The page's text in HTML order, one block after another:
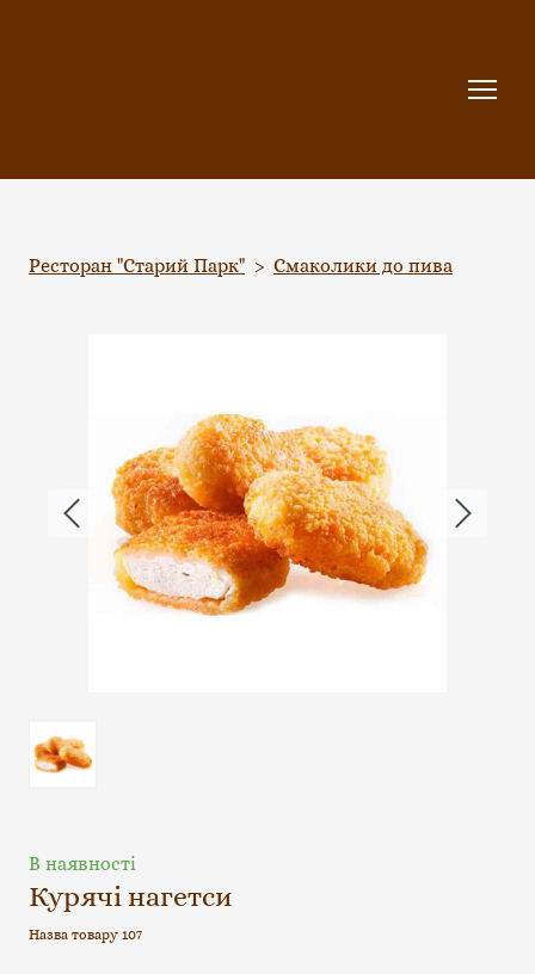
Ресторан "Старий Парк" Смаколики до пива
В наявності
Курячі нагетси
Назва товару 107